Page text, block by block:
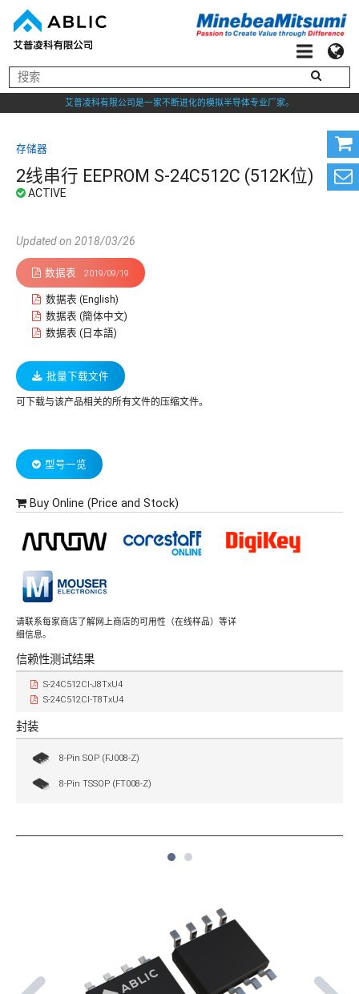
艾普凌科有限公司是一家不断进化的模拟半导体专业厂家。
存储器
2线串行 EEPROM S-24C512C (512K位)
Updated on 2018/03/26
数据表 2019/09/19
数据表 (English)
数据表 (簡体中文)
数据表 (日本語)
批量下载文件
可下载与该产品相关的所有文件的压缩文件。
型号一览
Buy Online (Price and Stock)
请联系每家商店了解网上商店的可用性（在线样品）等详
细信息。
信赖性测试结果
S-24C512CI-J8TxU4
S-24C512CI-T8TxU4
封装
8-Pin SOP (FJ008-Z)
8-Pin TSSOP (FT008-Z)